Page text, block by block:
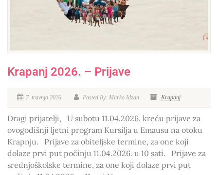
Krapanj 2026. – Prijave
7. travnja 2026. Posted By: Marko Idzan Krapanj
Dragi prijatelji, U subotu 11.04.2026. kreću prijave za
ovogodišnji ljetni program Kursilja u Emausu na otoku
Krapnju. Prijave za obiteljske termine, za one koji
dolaze prvi put počinju 11.04.2026. u 10 sati. Prijave za
srednjoškolske termine, za one koji dolaze prvi put